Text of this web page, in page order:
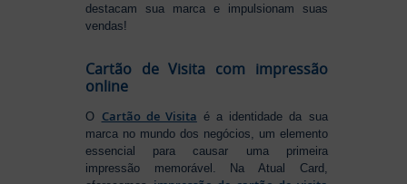
destacam sua marca e impulsionam suas
vendas!
Cartão de Visita com impressão
online
O Cartão de Visita é a identidade da sua
marca no mundo dos negócios, um elemento
essencial para causar uma primeira
impressão memorável. Na Atual Card,